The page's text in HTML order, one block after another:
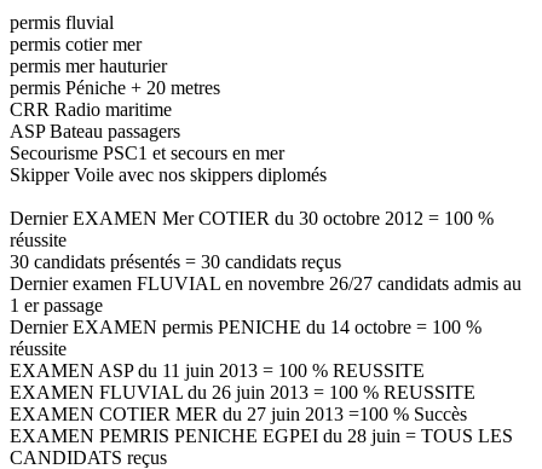
permis fluvial
permis cotier mer
permis mer hauturier
permis Péniche + 20 metres
CRR Radio maritime
ASP Bateau passagers
Secourisme PSC1 et secours en mer
Skipper Voile avec nos skippers diplomés
Dernier EXAMEN Mer COTIER du 30 octobre 2012 = 100 %
réussite
30 candidats présentés = 30 candidats reçus
Dernier examen FLUVIAL en novembre 26/27 candidats admis au
1 er passage
Dernier EXAMEN permis PENICHE du 14 octobre = 100 %
réussite
EXAMEN ASP du 11 juin 2013 = 100 % REUSSITE
EXAMEN FLUVIAL du 26 juin 2013 = 100 % REUSSITE
EXAMEN COTIER MER du 27 juin 2013 =100 % Succès
EXAMEN PEMRIS PENICHE EGPEI du 28 juin = TOUS LES
CANDIDATS reçus